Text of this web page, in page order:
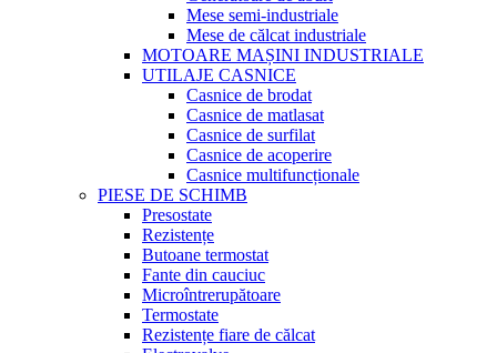
Mese semi-industriale
Mese de călcat industriale
MOTOARE MAȘINI INDUSTRIALE
UTILAJE CASNICE
Casnice de brodat
Casnice de matlasat
Casnice de surfilat
Casnice de acoperire
Casnice multifuncționale
PIESE DE SCHIMB
Presostate
Rezistențe
Butoane termostat
Fante din cauciuc
Microîntrerupătoare
Termostate
Rezistențe fiare de călcat